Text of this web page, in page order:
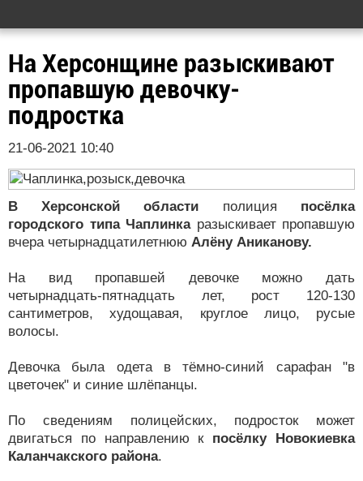
На Херсонщине разыскивают
пропавшую девочку-
подростка
21-06-2021 10:40
В Херсонской области полиция посёлка
городского типа Чаплинкаразыскивает пропавшую
вчера четырнадцатилетнюю Алёну Аниканову.
На вид пропавшей девочке можно дать
четырнадцать-пятнадцать лет, рост 120-130
сантиметров, худощавая, круглое лицо, русые
волосы.
Девочка была одета в тёмно-синий сарафан "в
цветочек" и синие шлёпанцы.
По сведениям полицейских, подросток может
двигаться по направлению к посёлку Новокиевка
Каланчакского района.